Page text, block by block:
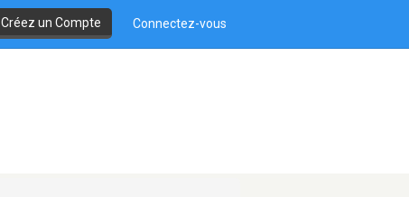
Créez un Compte Connectez-vous